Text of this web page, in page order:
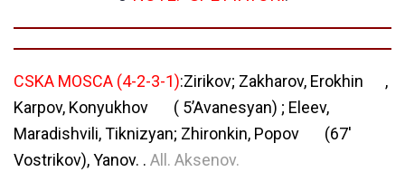
CSKA MOSCA (4-2-3-1):Zirikov; Zakharov, Erokhin
,
Karpov, Konyukhov
( 5’Avanesyan) ; Eleev,
Maradishvili, Tiknizyan; Zhironkin, Popov
(67′
Vostrikov), Yanov. . All. Aksenov.